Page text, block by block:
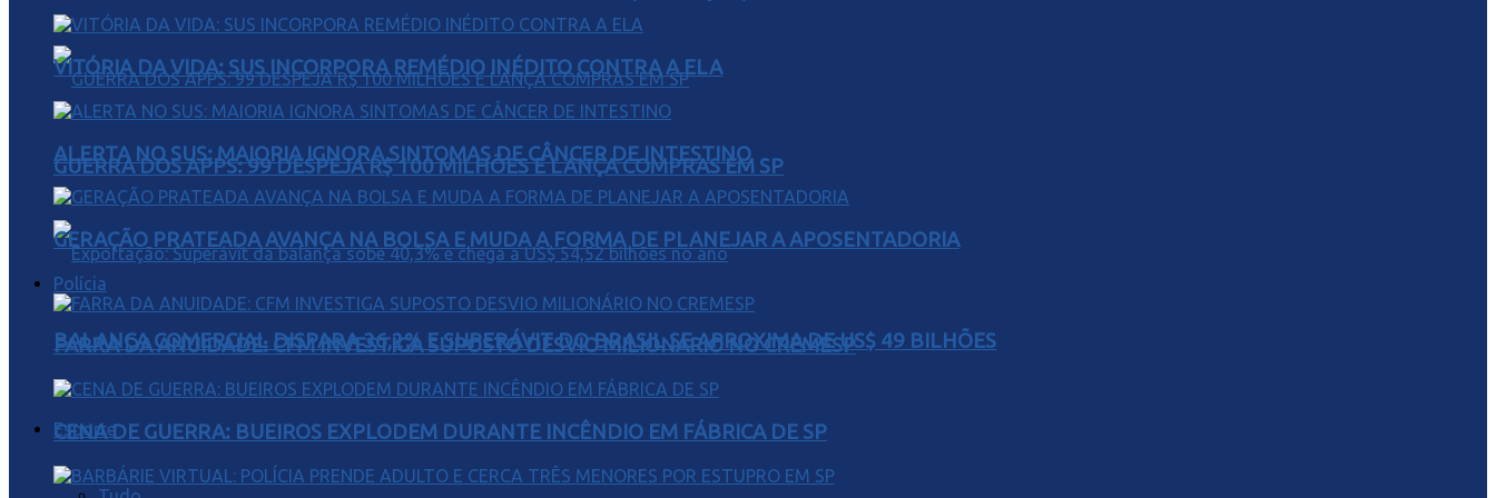
GUERRA DOS APPS: 99 DESPEJA R$ 100 MILHÕES E LANÇA COMPRAS EM SP
BALANÇA COMERCIAL DISPARA 36,2% E SUPERÁVIT DO BRASIL SE APROXIMA DE US$ 49 BILHÕES
Esporte
VITÓRIA DA VIDA: SUS INCORPORA REMÉDIO INÉDITO CONTRA A ELA
ALERTA NO SUS: MAIORIA IGNORA SINTOMAS DE CÂNCER DE INTESTINO
GERAÇÃO PRATEADA AVANÇA NA BOLSA E MUDA A FORMA DE PLANEJAR A APOSENTADORIA
Polícia
FARRA DA ANUIDADE: CFM INVESTIGA SUPOSTO DESVIO MILIONÁRIO NO CREMESP
CENA DE GUERRA: BUEIROS EXPLODEM DURANTE INCÊNDIO EM FÁBRICA DE SP